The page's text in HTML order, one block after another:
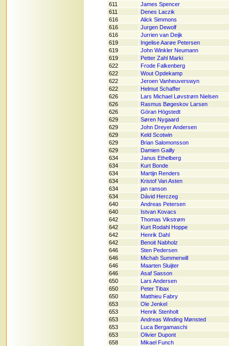
611
James Spencer
611
Denes Laczik
616
Alick Simmons
616
Jurgen Dewolf
616
Jurrien van Deijk
619
Ingelise Aarøe Petersen
619
John Winkler Neumann
619
Petter Zahl Marki
622
Frode Falkenberg
622
Wout Opdekamp
622
Jeroen Vanheuverswyn
622
Helmut Schaffer
626
Lars Michael Løvstrøm Nielsen
626
Rasmus Bøgeskov Larsen
626
Göran Högstedt
629
Søren Nygaard
629
John Dreyer Andersen
629
Keld Scotwin
629
Brian Salomonsson
629
Damien Gailly
634
Janus Ethelberg
634
Kurt Bonde
634
Martijn Renders
634
Kristof Van Asten
634
jan ranson
634
Dávid Herczeg
640
Andreas Petersen
640
Istvan Kovacs
642
Thomas Vikstrøm
642
Kurt Rodahl Hoppe
642
Henrik Dahl
642
Benoit Nabholz
646
Sten Pedersen
646
Michah Summerwill
646
Maarten Sluijter
646
Asaf Sasson
650
Lars Andersen
650
Peter Tibax
650
Matthieu Fabry
653
Ole Jenkel
653
Henrik Stenholt
653
Andreas Winding Mønsted
653
Luca Bergamaschi
653
Olivier Dupont
658
Mikael Funch